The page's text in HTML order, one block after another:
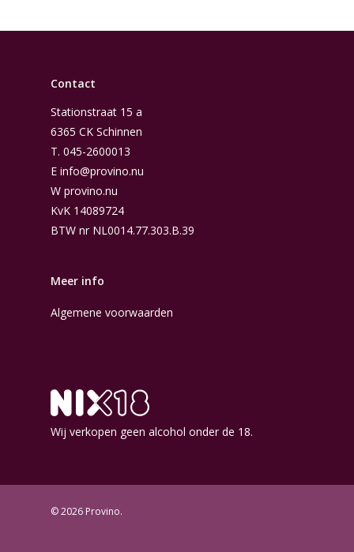
Contact
Stationstraat 15 a
6365 CK Schinnen
T. 045-2600013
E info@provino.nu
W provino.nu
KvK 14089724
BTW nr NL0014.77.303.B.39
Meer info
Algemene voorwaarden
Wij verkopen geen alcohol onder de 18.
© 2026 Provino.